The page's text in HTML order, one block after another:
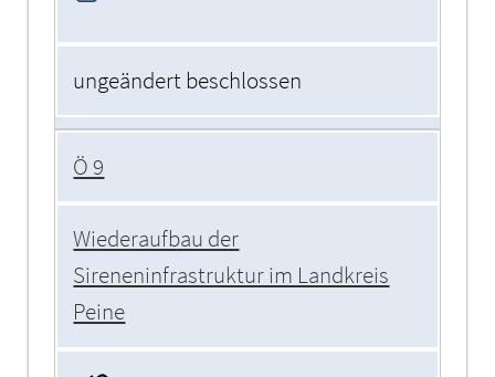
ungeändert beschlossen
Ö 9
Wiederaufbau der
Sireneninfrastruktur im Landkreis
Peine